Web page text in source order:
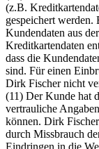
(z.B.
gespeichert werden.
Kundendaten aus
Kreditkartendaten
dass die
sind. Für einen
Dirk Fischer nicht
(11) Der Kunde hat
vertrauliche
können. Dirk
durch Missbrauch
Eindringen in die